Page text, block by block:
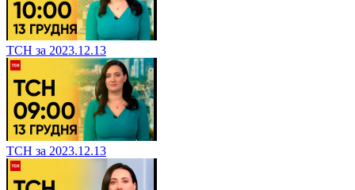
ТСН за 2023.12.13
ТСН за 2023.12.13